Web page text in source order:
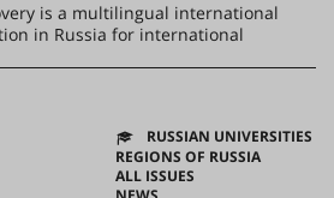
is a multilingual international
in Russia for international
RUSSIAN UNIVERSITIES
REGIONS OF RUSSIA
ALL ISSUES